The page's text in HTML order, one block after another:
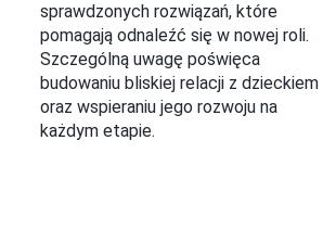
sprawdzonych rozwiązań, które
pomagają odnaleźć się w nowej roli.
Szczególną uwagę poświęca
budowaniu bliskiej relacji z dzieckiem
oraz wspieraniu jego rozwoju na
każdym etapie.